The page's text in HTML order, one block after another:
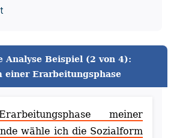
Analyse Beispiel (2 von 4):
einer Erarbeitungsphase
meiner
wähle ich die Sozialform